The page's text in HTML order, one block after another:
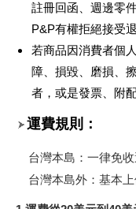
註冊回函、週邊零
P&P有權拒絕接受退
若商品因消費者個
障、損毀、磨損、
者，或是發票、附
運費規則：
台灣本島：一律免收
台灣本島外： 基本